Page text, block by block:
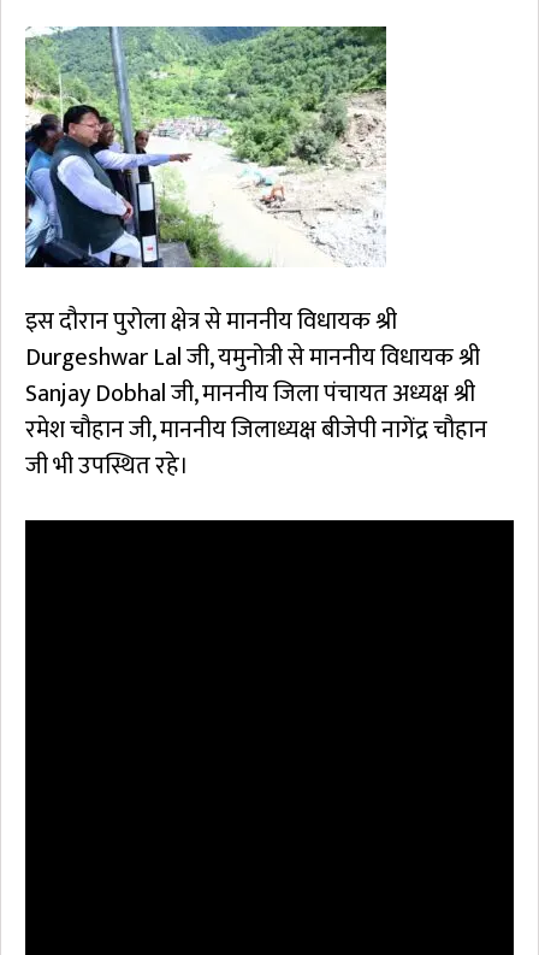
इस दौरान पुरोला क्षेत्र से माननीय विधायक श्री
Durgeshwar Lal जी, यमुनोत्री से माननीय विधायक श्री
Sanjay Dobhal जी, माननीय जिला पंचायत अध्यक्ष श्री
रमेश चौहान जी, माननीय जिलाध्यक्ष बीजेपी नागेंद्र चौहान
जी भी उपस्थित रहे।